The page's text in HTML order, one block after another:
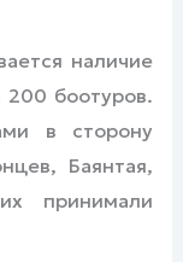
наличие
200 боотуров.
в сторону
Баянтая,
принимали